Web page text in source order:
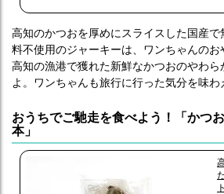
高知のかつおを厚めにスライスした国産
料不使用のジャーキーは、ワンちゃんのお
高知の漁港で獲れた新鮮なかつおのやわら
よ。ワンちゃんも旅行に行った気分を味わ
おうちでご馳走を食べよう！「かつ
本」